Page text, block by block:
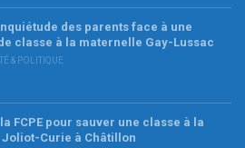
des parents face à une
classe à la maternelle Gay-Lussac
& POLITIQUE
FCPE pour sauver une classe à la
Curie à Châtillon